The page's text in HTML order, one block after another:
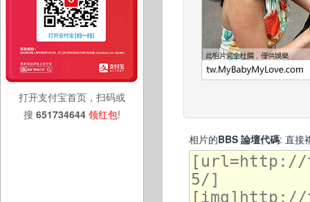
打开支付宝首页，扫码或
搜 651734644 领红包!
相片的BBS 論壇代碼: 直接